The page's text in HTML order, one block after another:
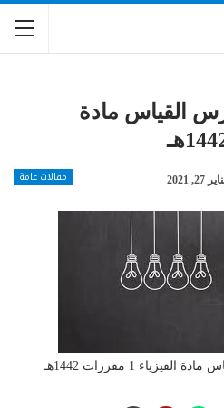
القياس مادة
مقالات عامة 27, 2021
1 مقررات 1442هـ